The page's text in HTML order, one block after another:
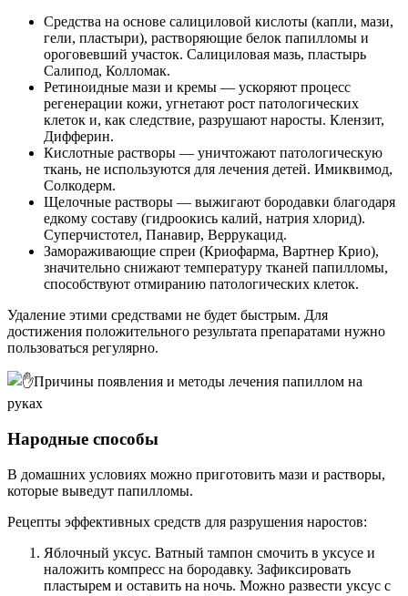
Средства на основе салициловой кислоты (капли, мази,
гели, пластыри), растворяющие белок папилломы и
ороговевший участок. Салициловая мазь, пластырь
Салипод, Колломак.
Ретиноидные мази и кремы — ускоряют процесс
регенерации кожи, угнетают рост патологических
клеток и, как следствие, разрушают наросты. Клензит,
Дифферин.
Кислотные растворы — уничтожают патологическую
ткань, не используются для лечения детей. Имиквимод,
Солкодерм.
Щелочные растворы — выжигают бородавки благодаря
едкому составу (гидроокись калий, натрия хлорид).
Суперчистотел, Панавир, Веррукацид.
Замораживающие спреи (Криофарма, Вартнер Крио),
значительно снижают температуру тканей папилломы,
способствуют отмиранию патологических клеток.
Удаление этими средствами не будет быстрым. Для
достижения положительного результата препаратами нужно
пользоваться регулярно.
Народные способы
В домашних условиях можно приготовить мази и растворы,
которые выведут папилломы.
Рецепты эффективных средств для разрушения наростов:
Яблочный уксус. Ватный тампон смочить в уксусе и
наложить компресс на бородавку. Зафиксировать
пластырем и оставить на ночь. Можно развести уксус с